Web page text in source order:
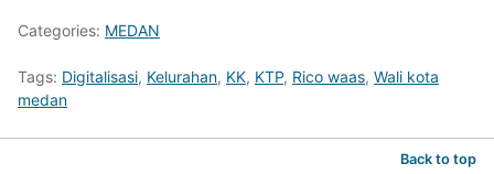
Categories: MEDAN
Tags: Digitalisasi, Kelurahan, KK, KTP, Rico waas, Wali kota
medan
Back to top